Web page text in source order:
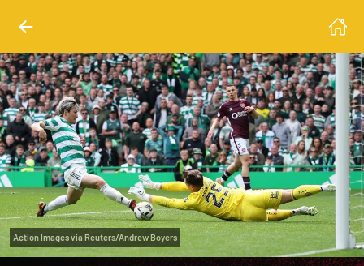
Action Images via Reuters/Andrew Boyers